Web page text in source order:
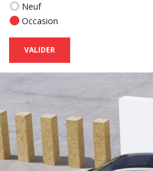
Neuf
Occasion
VALIDER